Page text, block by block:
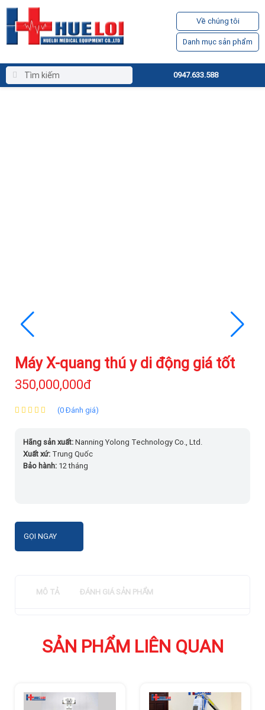
Về chúng tôi
Danh mục sản phẩm
0947.633.588
Máy X-quang thú y di động giá tốt
350,000,000đ
(0 Đánh giá)
Hãng sản xuất:Nanning Yolong Technology Co., Ltd.
Xuất xứ: Trung Quốc
Bảo hành: 12 tháng
GỌI NGAY
MÔ TẢ ĐÁNH GIÁ SẢN PHẨM
SẢN PHẨM LIÊN QUAN